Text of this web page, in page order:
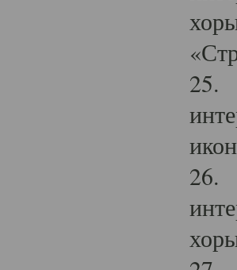
25.
26.